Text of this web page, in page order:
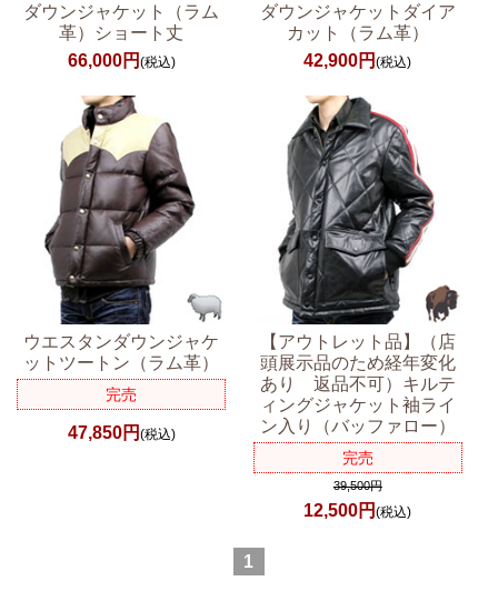
ダウンジャケット（ラム
革）ショート丈
66,000円 (税込)
ダウンジャケットダイア
カット（ラム革）
42,900円(税込)
ウエスタンダウンジャケ
ットツートン（ラム革）
完売
47,850円 (税込)
【アウトレット品】（店
頭展示品のため経年変化
あり 返品不可）キルテ
ィングジャケット袖ライ
ン入り（バッファロー）
完売
39,500円
12,500円(税込)
1